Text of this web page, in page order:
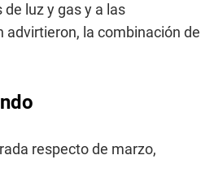
luz y gas y a las
advirtieron, la combinación de
respecto de marzo,